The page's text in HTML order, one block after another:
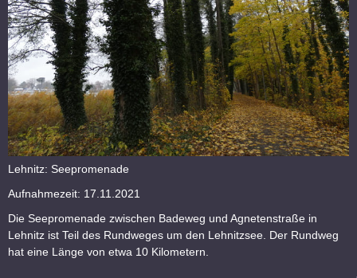
Lehnitz: Seepromenade
Aufnahmezeit: 17.11.2021
Die Seepromenade zwischen Badeweg und Agnetenstraße in
Lehnitz ist Teil des Rundweges um den Lehnitzsee. Der Rundweg
hat eine Länge von etwa 10 Kilometern.